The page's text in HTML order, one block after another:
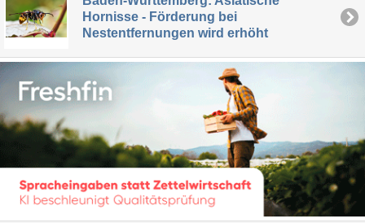
Hornisse - Förderung bei
Nestentfernungen wird erhöht